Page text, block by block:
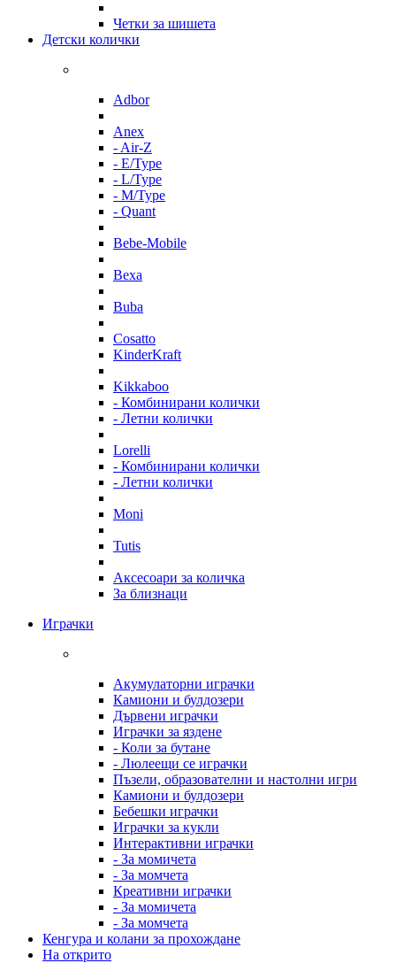
Четки за шишета
Детски колички
Adbor
Anex
- Air-Z
- E/Type
- L/Type
- M/Type
- Quant
Bebe-Mobile
Bexa
Buba
Cosatto
KinderKraft
Kikkaboo
- Комбинирани колички
- Летни колички
Lorelli
- Комбинирани колички
- Летни колички
Moni
Tutis
Аксесоари за количка
За близнаци
Играчки
Акумулаторни играчки
Камиони и булдозери
Дървени играчки
Играчки за яздене
- Коли за бутане
- Люлеещи се играчки
Пъзели, образователни и настолни игри
Камиони и булдозери
Бебешки играчки
Играчки за кукли
Интерактивни играчки
- За момичета
- За момчета
Креативни играчки
- За момичета
- За момчета
Кенгура и колани за прохождане
На открито